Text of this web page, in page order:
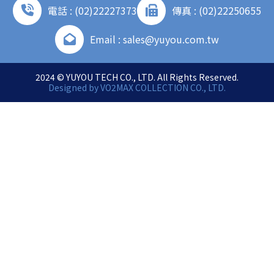
電話 : (02)22227373
傳真 : (02)22250655
Email : sales@yuyou.com.tw
2024 © YUYOU TECH CO., LTD. All Rights Reserved.
Designed byVO2MAX COLLECTION CO., LTD.